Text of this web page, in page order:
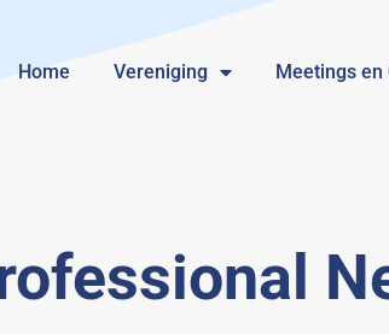
Home Vereniging Meetings en